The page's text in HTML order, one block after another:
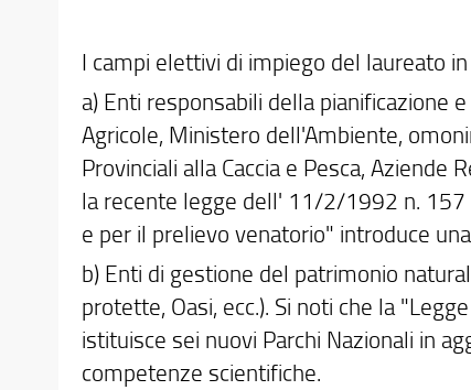
I campi elettivi di impiego del laureato
a) Enti responsabili della pianificazione
Agricole, Ministero dell'Ambiente,
Provinciali alla Caccia e Pesca, Aziende
la recente legge dell' 11/2/1992 n.
e per il prelievo venatorio" introduce
b) Enti di gestione del patrimonio
protette, Oasi, ecc.). Si noti che la
istituisce sei nuovi Parchi Nazionali in
competenze scientifiche.